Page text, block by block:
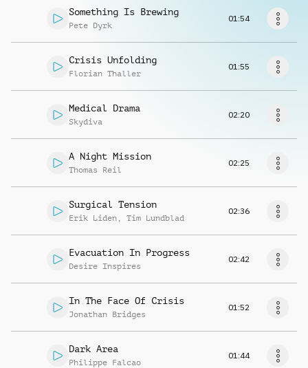
Something Is Brewing
Pete Dyrk
01:54
Crisis Unfolding
Florian Thaller
01:55
Medical Drama
Skydiva
02:20
A Night Mission
Thomas Reil
02:25
Surgical Tension
Erik Liden , Tim Lundblad
02:36
Evacuation In Progress
Desire Inspires
02:42
In The Face Of Crisis
Jonathan Bridges
01:52
Dark Area
Philippe Falcao
01:44